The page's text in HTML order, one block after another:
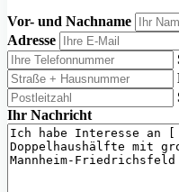
Vor- und Nachname
Adresse
Ihr Nachricht